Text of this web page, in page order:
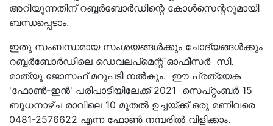
അറിയുന്നതിന് റബ്ബര്‍ബോര്‍ഡിന്റെ കോള്‍സെന്ററുമായി
ബന്ധപ്പെടാം.
ഇതു സംബന്ധമായ സംശയങ്ങള്‍ക്കും ചോദ്യങ്ങള്‍ക്കും
റബ്ബര്‍ബോര്‍ഡിലെ ഡെവലപ്‌മെന്റ് ഓഫീസര്‍ സി.
മാത്യു ജോസഫ് മറുപടി നല്‍കും. ഈ പ്രത്യേക
'ഫോണ്‍-ഇന്‍' പരിപാടിയിലേക്ക് 2021 സെപ്റ്റംബര്‍ 15
ബുധനാഴ്ച രാവിലെ 10 മുതല്‍ ഉച്ചയ്ക്ക് ഒരു മണിവരെ
0481-2576622 എന്ന ഫോണ്‍ നമ്പരില്‍ വിളിക്കാം.